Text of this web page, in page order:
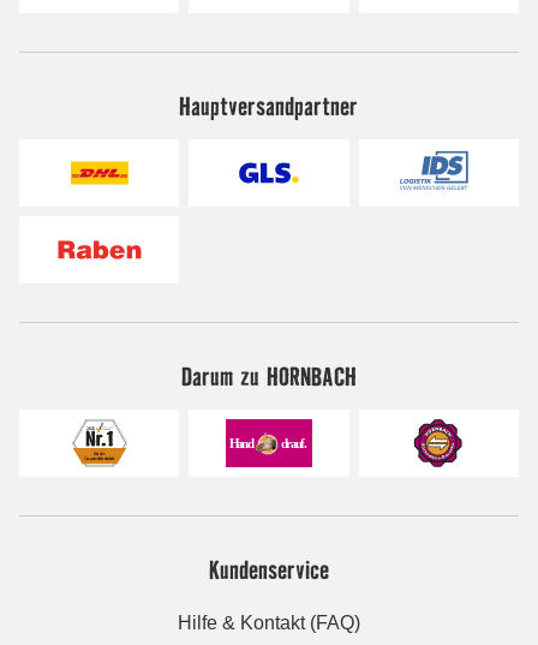
Hauptversandpartner
Darum zu HORNBACH
Kundenservice
Hilfe & Kontakt (FAQ)